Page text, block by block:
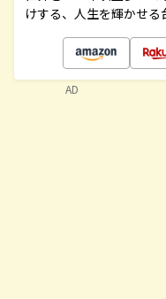
けする、人生を輝かせ
AD